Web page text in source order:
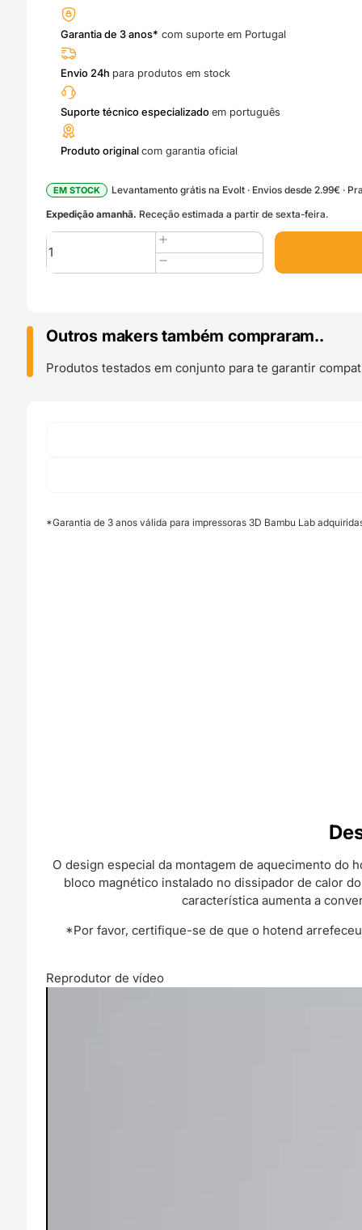
Garantia de 3 anos* com suporte em Portugal
Envio 24h para produtos em stock
Suporte técnico especializadoem português
Produto originalcom garantia oficial
EM STOCK
Levantamento grátis na Evolt · Envios desde 2.99€ ·
Expedição amanhã. Receção estimada a partir de sexta-feira.
Quantidade
de
0.4mm
0.4
mm
Nozzle
Bambu
Outros makers também compraram..
Produtos testados em conjunto para te garantir
*Garantia de 3 anos válida para impressoras 3D Bambu Lab
O design especial da montagem de aquecimento do
bloco magnético instalado no dissipador de calor
característica aumenta a
*Por favor, certifique-se de que o hotend
Reprodutor de vídeo